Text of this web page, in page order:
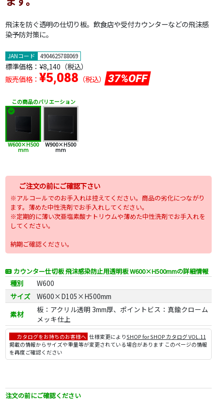
飛沫を防ぐ透明の仕切り板。飲食店や受付カウンターなどの飛沫感
染予防対策に。
JANコード 4904625788069
標準価格： ¥8,140 （税込）
販売価格： ¥5,088 （税込） 37%OFF
この商品のバリエーション
W600×H500
mm
W900×H500
mm
ご注文の前にご確認下さい
※アルコールでのお手入れは控えてください。商品の劣化につながり
ます。薄めた中性洗剤でお手入れしてください。
※定期的に薄い次亜塩素酸ナトリウムや薄めた中性洗剤でお手入れを
してください。
納期ご確認ください。
カウンター仕切板 飛沫感染防止用透明板 W600×H500mmの詳細情報
種別
W600
サイズ
W600×D105×H500mm
素材
板：アクリル透明 3mm厚、ポイントビス：真鍮クローム
メッキ仕上
カタログをお持ちのお客様へ 仕様変更によりSHOP for SHOP カタログ VOL.11
掲載の情報からサイズや重量等が変更されている場合があります このページの情報
を再度ご確認ください
注文の前にご確認ください